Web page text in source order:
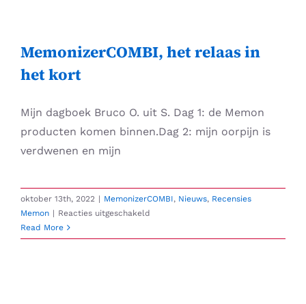
contentMemonizerCOMBI, het relaas in
het kort
Mijn dagboek Bruco O. uit S. Dag 1: de Memon
producten komen binnen.Dag 2: mijn oorpijn is
verdwenen en mijn
oktober 13th, 2022 | MemonizerCOMBI, Nieuws, Recensies
Memon | Reacties uitgeschakeld
het
Read More